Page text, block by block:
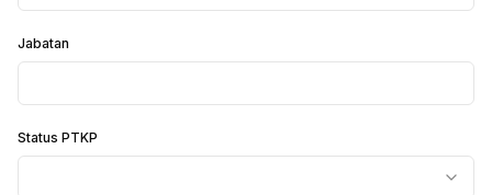
Jabatan
Status PTKP